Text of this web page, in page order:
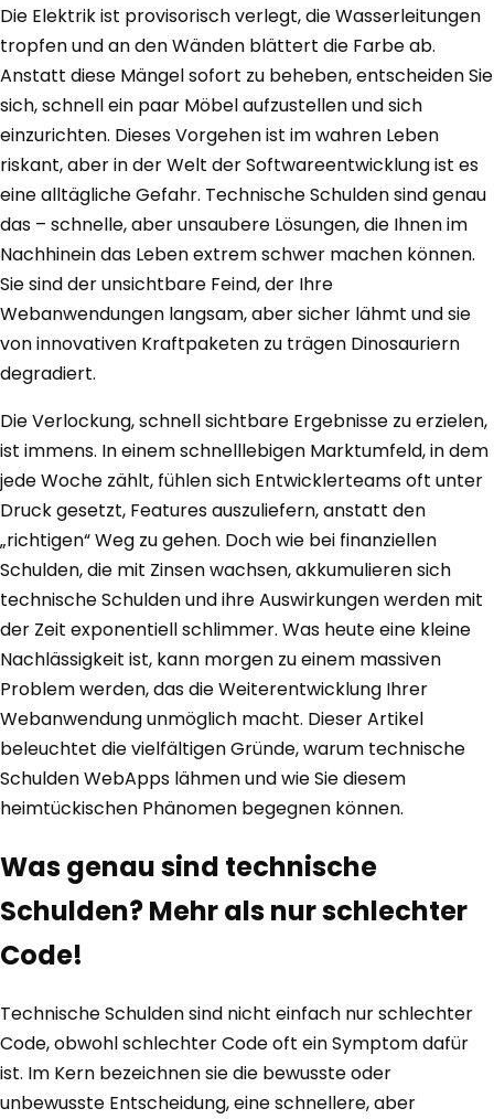
Die Elektrik ist provisorisch verlegt, die Wasserleitungen
tropfen und an den Wänden blättert die Farbe ab.
Anstatt diese Mängel sofort zu beheben, entscheiden Sie
sich, schnell ein paar Möbel aufzustellen und sich
einzurichten. Dieses Vorgehen ist im wahren Leben
riskant, aber in der Welt der Softwareentwicklung ist es
eine alltägliche Gefahr. Technische Schulden sind genau
das – schnelle, aber unsaubere Lösungen, die Ihnen im
Nachhinein das Leben extrem schwer machen können.
Sie sind der unsichtbare Feind, der Ihre
Webanwendungen langsam, aber sicher lähmt und sie
von innovativen Kraftpaketen zu trägen Dinosauriern
degradiert.
Die Verlockung, schnell sichtbare Ergebnisse zu erzielen,
ist immens. In einem schnelllebigen Marktumfeld, in dem
jede Woche zählt, fühlen sich Entwicklerteams oft unter
Druck gesetzt, Features auszuliefern, anstatt den
„richtigen“ Weg zu gehen. Doch wie bei finanziellen
Schulden, die mit Zinsen wachsen, akkumulieren sich
technische Schulden und ihre Auswirkungen werden mit
der Zeit exponentiell schlimmer. Was heute eine kleine
Nachlässigkeit ist, kann morgen zu einem massiven
Problem werden, das die Weiterentwicklung Ihrer
Webanwendung unmöglich macht. Dieser Artikel
beleuchtet die vielfältigen Gründe, warum technische
Schulden WebApps lähmen und wie Sie diesem
heimtückischen Phänomen begegnen können.
Was genau sind technische
Schulden? Mehr als nur schlechter
Code!
Technische Schulden sind nicht einfach nur schlechter
Code, obwohl schlechter Code oft ein Symptom dafür
ist. Im Kern bezeichnen sie die bewusste oder
unbewusste Entscheidung, eine schnellere, aber